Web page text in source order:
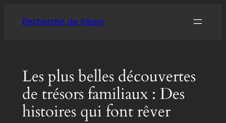
Recherche de trésor
Les plus belles découvertes
de trésors familiaux : Des
histoires qui font rêver